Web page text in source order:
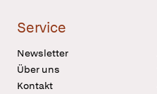
Service
Newsletter
Über uns
Kontakt